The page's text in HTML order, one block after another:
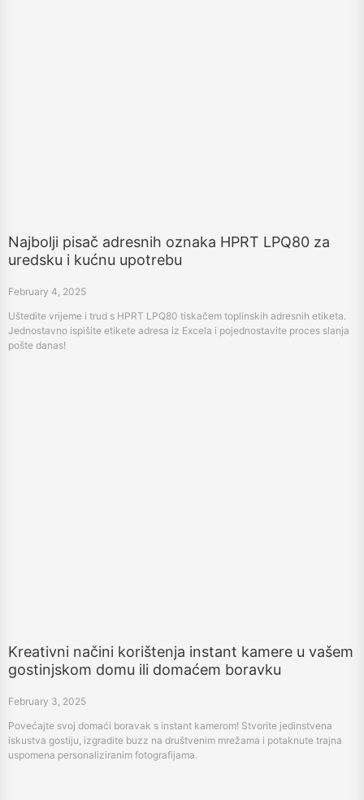
Najbolji pisač adresnih oznaka HPRT LPQ80 za
uredsku i kućnu upotrebu
February 4, 2025
Uštedite vrijeme i trud s HPRT LPQ80 tiskačem toplinskih adresnih etiketa.
Jednostavno ispišite etikete adresa iz Excela i pojednostavite proces slanja
pošte danas!
Povećajte svoj domaći boravak s instant kamerom! Stvorite jedinstvena
iskustva gostiju, izgradite buzz na društvenim mrežama i potaknute trajna